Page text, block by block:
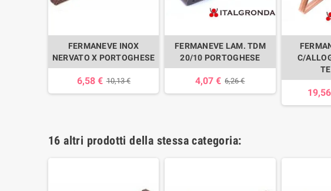
FERMANEVE INOX
NERVATO X PORTOGHESE
6,58 € 10,13 €
FERMANEVE LAM. TDM
20/10 PORTOGHESE
4,07 € 6,26 €
C/
16 altri prodotti della stessa categoria: